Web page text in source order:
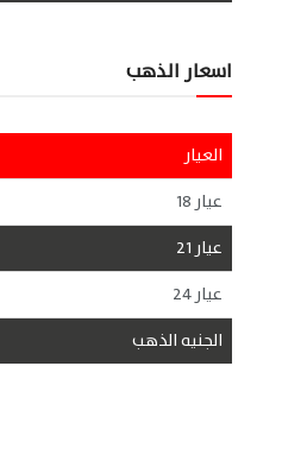
اسعار الذهب
العيار
عيار 18
عيار 21
عيار 24
الجنيه الذهب